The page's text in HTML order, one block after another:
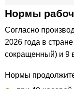
Нормы
Согласно
2026 года в
сокращенный) и 9
Нормы